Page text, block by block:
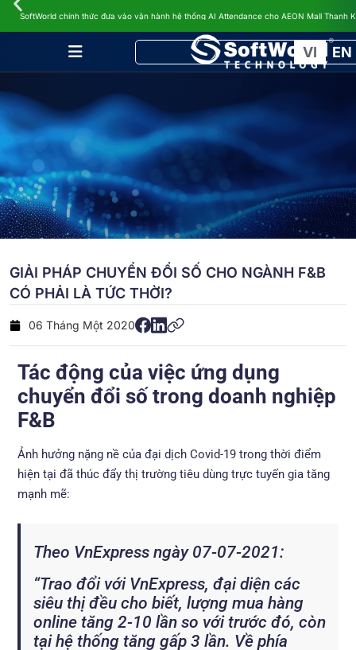
SoftWorld chính thức đưa vào vận hành hệ thống AI Attendance cho AEON Mall Thanh
VI EN
TIN TỨC
GIẢI PHÁP CHUYỂN ĐỔI SỐ CHO NGÀNH F&B
CÓ PHẢI LÀ TỨC THỜI?
06 Tháng Một 2020
Tác động của việc ứng dụng
chuyển đổi số trong doanh nghiệp
F&B
Ảnh hưởng nặng nề của đại dịch Covid-19 trong thời điểm
hiện tại đã thúc đẩy thị trường tiêu dùng trực tuyến gia tăng
mạnh mẽ:
Theo VnExpress ngày 07-07-2021:
“Trao đổi với VnExpress, đại diện các
siêu thị đều cho biết, lượng mua hàng
online tăng 2-10 lần so với trước đó, còn
tại hệ thống tăng gấp 3 lần. Về phía